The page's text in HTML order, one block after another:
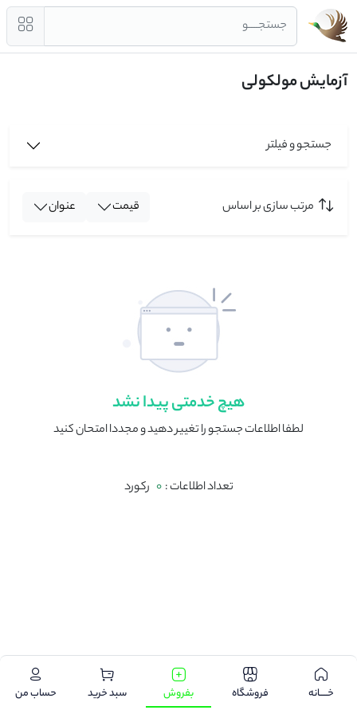
جستجــــو
آزمایش مولکولی
جستجو و فیلتر
مرتب سازی بر اساس قیمت عنوان
هیچ خدمتی پیدا نشد
لطفا اطلاعات جستجو را تغییر دهید و مجددا امتحان کنید
تعداد اطلاعات : 0 رکورد
خـــــانه فروشگاه بفروش سبد خرید حساب من